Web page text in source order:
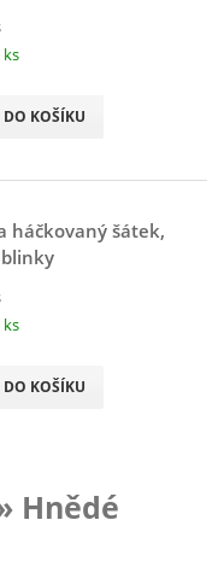
ks
DO KOŠÍKU
háčkovaný šátek,
ks
DO KOŠÍKU
Hnědé